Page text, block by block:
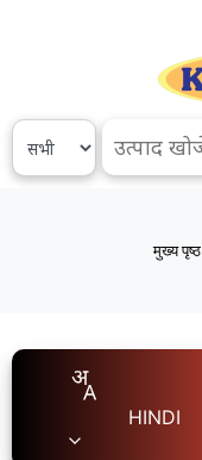
मुख्य पृष्ठ
HINDI